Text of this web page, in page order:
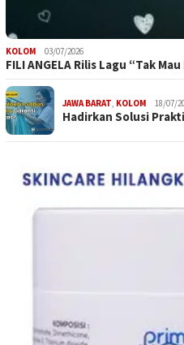
KOLOM 03/07/2026
FILI ANGELA Rilis Lagu “Tak
JAWA BARAT, KOLOM 18/07/
Hadirkan Solusi